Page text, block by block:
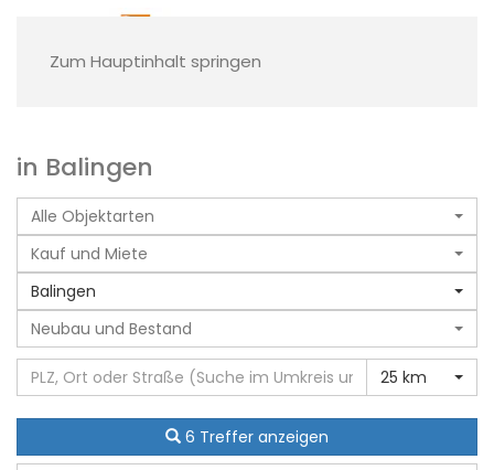
Zum Hauptinhalt springen
in Balingen
Alle Objektarten
Kauf und Miete
Balingen
Neubau und Bestand
25 km
6 Treffer anzeigen